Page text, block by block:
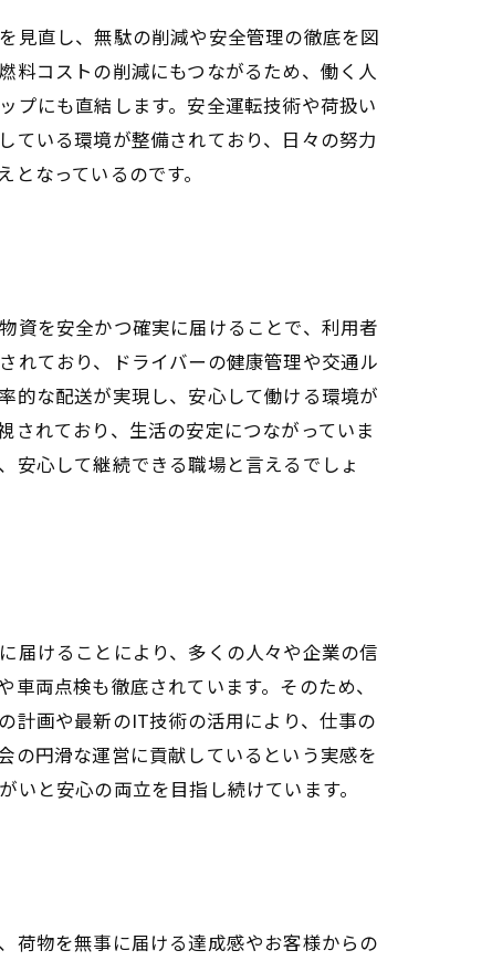
見直し、無駄の削減や安全管理の徹底を図
料コストの削減にもつながるため、働く人
プにも直結します。安全運転技術や荷扱い
ている環境が整備されており、日々の努力
なっているのです。
資を安全かつ確実に届けることで、利用者
れており、ドライバーの健康管理や交通ル
的な配送が実現し、安心して働ける環境が
れており、生活の安定につながっていま
安心して継続できる職場と言えるでしょ
届けることにより、多くの人々や企業の信
両点検も徹底されています。そのため、
計画や最新のIT技術の活用により、仕事の
の円滑な運営に貢献しているという実感を
と安心の両立を目指し続けています。
荷物を無事に届ける達成感やお客様からの